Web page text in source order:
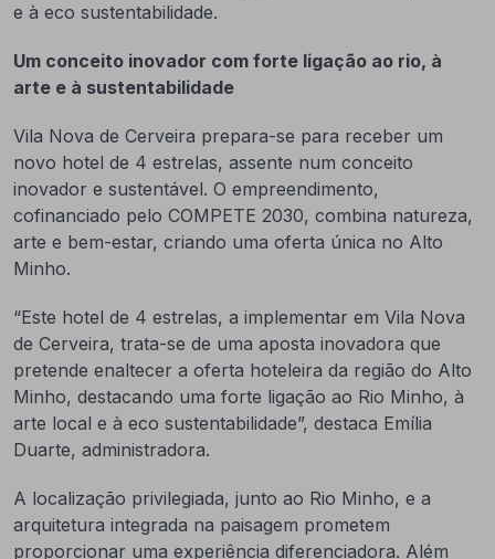
e à eco sustentabilidade.
Um conceito inovador com forte ligação ao rio, à
arte e à sustentabilidade
Vila Nova de Cerveira prepara-se para receber um
novo hotel de 4 estrelas, assente num conceito
inovador e sustentável. O empreendimento,
cofinanciado pelo COMPETE 2030, combina natureza,
arte e bem-estar, criando uma oferta única no Alto
Minho.
“Este hotel de 4 estrelas, a implementar em Vila Nova
de Cerveira, trata-se de uma aposta inovadora que
pretende enaltecer a oferta hoteleira da região do Alto
Minho, destacando uma forte ligação ao Rio Minho, à
arte local e à eco sustentabilidade”, destaca Emília
Duarte, administradora.
A localização privilegiada, junto ao Rio Minho, e a
arquitetura integrada na paisagem prometem
proporcionar uma experiência diferenciadora. Além